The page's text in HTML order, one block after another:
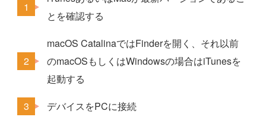
とを確認する
macOS CatalinaではFinderを開く、それ以前
のmacOSもしくはWindowsの場合はiTunesを
起動する
デバイスをPCに接続